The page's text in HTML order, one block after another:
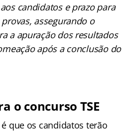
candidatos e prazo para
assegurando o
a apuração dos resultados
após a conclusão do
o concurso TSE
que os candidatos terão